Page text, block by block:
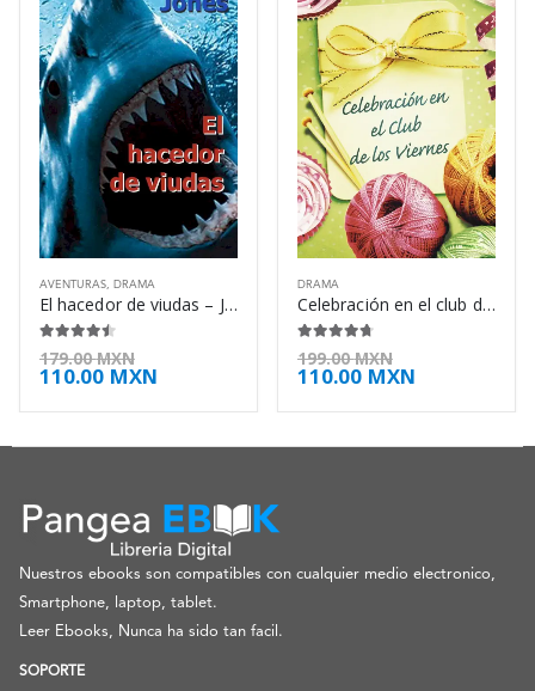
AVENTURAS, DRAMA
El hacedor de viudas – James Jones
4.38 de 5
179.00MXN
110.00 MXN
DRAMA
Celebración en el club de los viernes – Kate Jacobs
4.63 de 5
199.00MXN
110.00 MXN
Nuestros ebooks son compatibles con cualquier medio electronico,
Smartphone, laptop, tablet.
Leer Ebooks, Nunca ha sido tan facil.
SOPORTE